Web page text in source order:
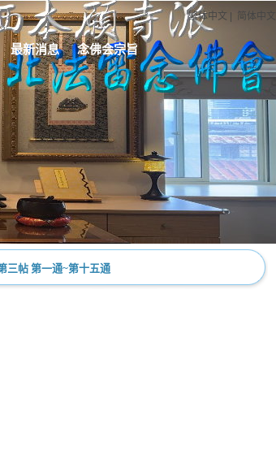
繁体中文 简体中文
最新消息 念佛会宗旨
三帖 第一通~第十五通